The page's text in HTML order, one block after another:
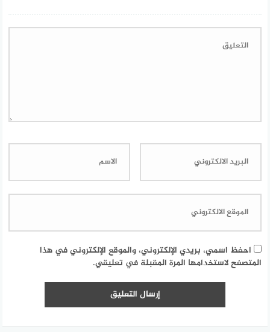
احفظ اسمي، بريدي الإلكتروني، والموقع الإلكتروني في هذا
المتصفح لاستخدامها المرة المقبلة في تعليقي.